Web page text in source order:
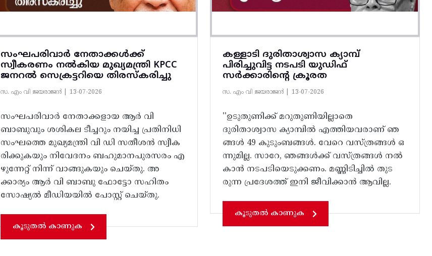
സംഘപരിവാർ നേതാക്കൾക്ക്
സ്വീകരണം നൽകിയ മുഖ്യമന്ത്രി KPCC
ജനറൽ സെക്രട്ടറിയെ തിരസ്കരിച്ചു
സ. എം വി ജയരാജൻ | 13-07-2026
സംഘപരിവാർ നേതാക്കളായ ആർ വി
ബാബുവും ശശികല ടീച്ചറും നയിച്ച പ്രതിനിധി
സംഘത്തെ മുഖ്യമന്ത്രി വി ഡി സതീശൻ സ്വീക
രിക്കുകയും നിവേദനം ബഹുമാനപുരസരം എ
ഴുന്നേറ്റ് നിന്ന് വാങ്ങുകയും ചെയ്തു. അ
ക്കാര്യം ആർ വി ബാബു ഫോട്ടോ സഹിതം
സോഷ്യൽ മീഡിയയിൽ പോസ്റ്റ്‌ ചെയ്തു.
കൂടുതൽ കാണുക
കള്ളാടി ദുരിതാശ്വാസ ക്യാമ്പ്
പിരിച്ചുവിട്ട നടപടി യുഡിഫ്
സർക്കാരിന്റെ ക്രൂരത
സ. എം വി ജയരാജൻ | 13-07-2026
''ഉടുതുണിക്ക് മറുതുണിയില്ലാതെ
ദുരിതാശ്വാസ ക്യാമ്പിൽ എത്തിയവരാണ് ഞ
ങ്ങൾ 49 കുടുംബങ്ങൾ. വേറെ വസ്ത്രങ്ങൾ ഒ
ന്നുമില്ല. സാറേ, ഞങ്ങൾക്ക് വസ്ത്രങ്ങൾ നൽ
കാൻ നടപടിയെടുക്കണം. മണ്ണിടിച്ചിൽ തുട
രുന്ന പ്രദേശത്ത് ഇനി ജീവിക്കാൻ ആവില്ല.
കൂടുതൽ കാണുക